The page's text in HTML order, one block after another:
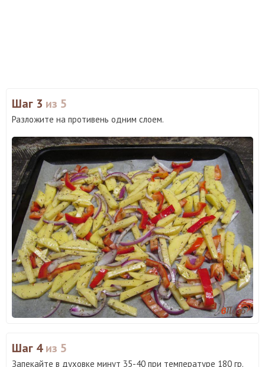
Шаг 3 из 5
Разложите на противень одним слоем.
Шаг 4из 5
Запекайте в духовке минут 35-40 при температуре 180 гр.